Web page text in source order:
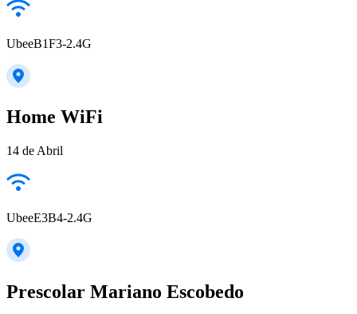
UbeeB1F3-2.4G
Home WiFi
14 de Abril
UbeeE3B4-2.4G
Prescolar Mariano Escobedo